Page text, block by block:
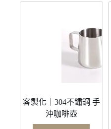
客製化｜304不鏽鋼 手
沖咖啡壺